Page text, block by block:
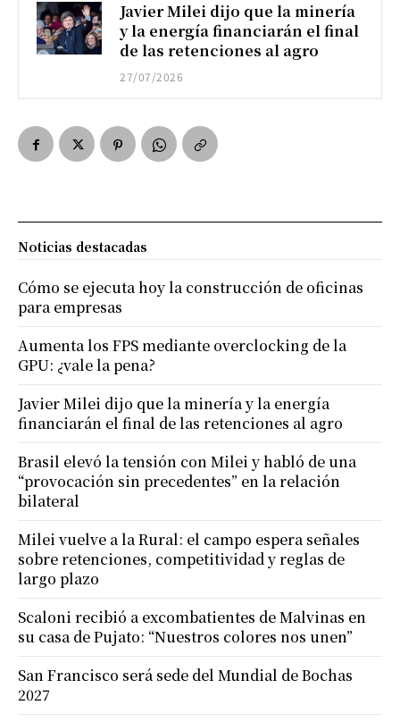
Javier Milei dijo que la minería
y la energía financiarán el final
de las retenciones al agro
27/07/2026
Noticias destacadas
Cómo se ejecuta hoy la construcción de oficinas
para empresas
Aumenta los FPS mediante overclocking de la
GPU: ¿vale la pena?
Javier Milei dijo que la minería y la energía
financiarán el final de las retenciones al agro
Brasil elevó la tensión con Milei y habló de una
“provocación sin precedentes” en la relación
bilateral
Milei vuelve a la Rural: el campo espera señales
sobre retenciones, competitividad y reglas de
largo plazo
Scaloni recibió a excombatientes de Malvinas en
su casa de Pujato: “Nuestros colores nos unen”
San Francisco será sede del Mundial de Bochas
2027